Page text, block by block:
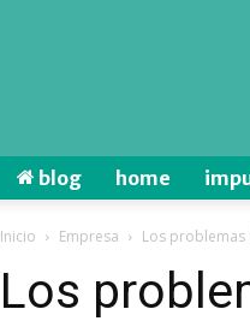
blog home
Inicio Empresa Los problemas
Los